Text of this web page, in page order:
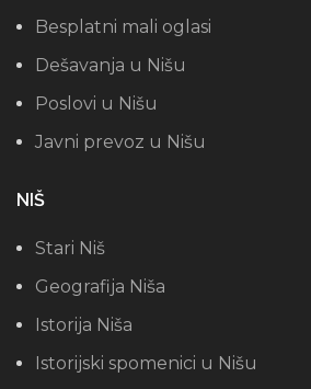
Besplatni mali oglasi
Dešavanja u Nišu
Poslovi u Nišu
Javni prevoz u Nišu
NIŠ
Stari Niš
Geografija Niša
Istorija Niša
Istorijski spomenici u Nišu